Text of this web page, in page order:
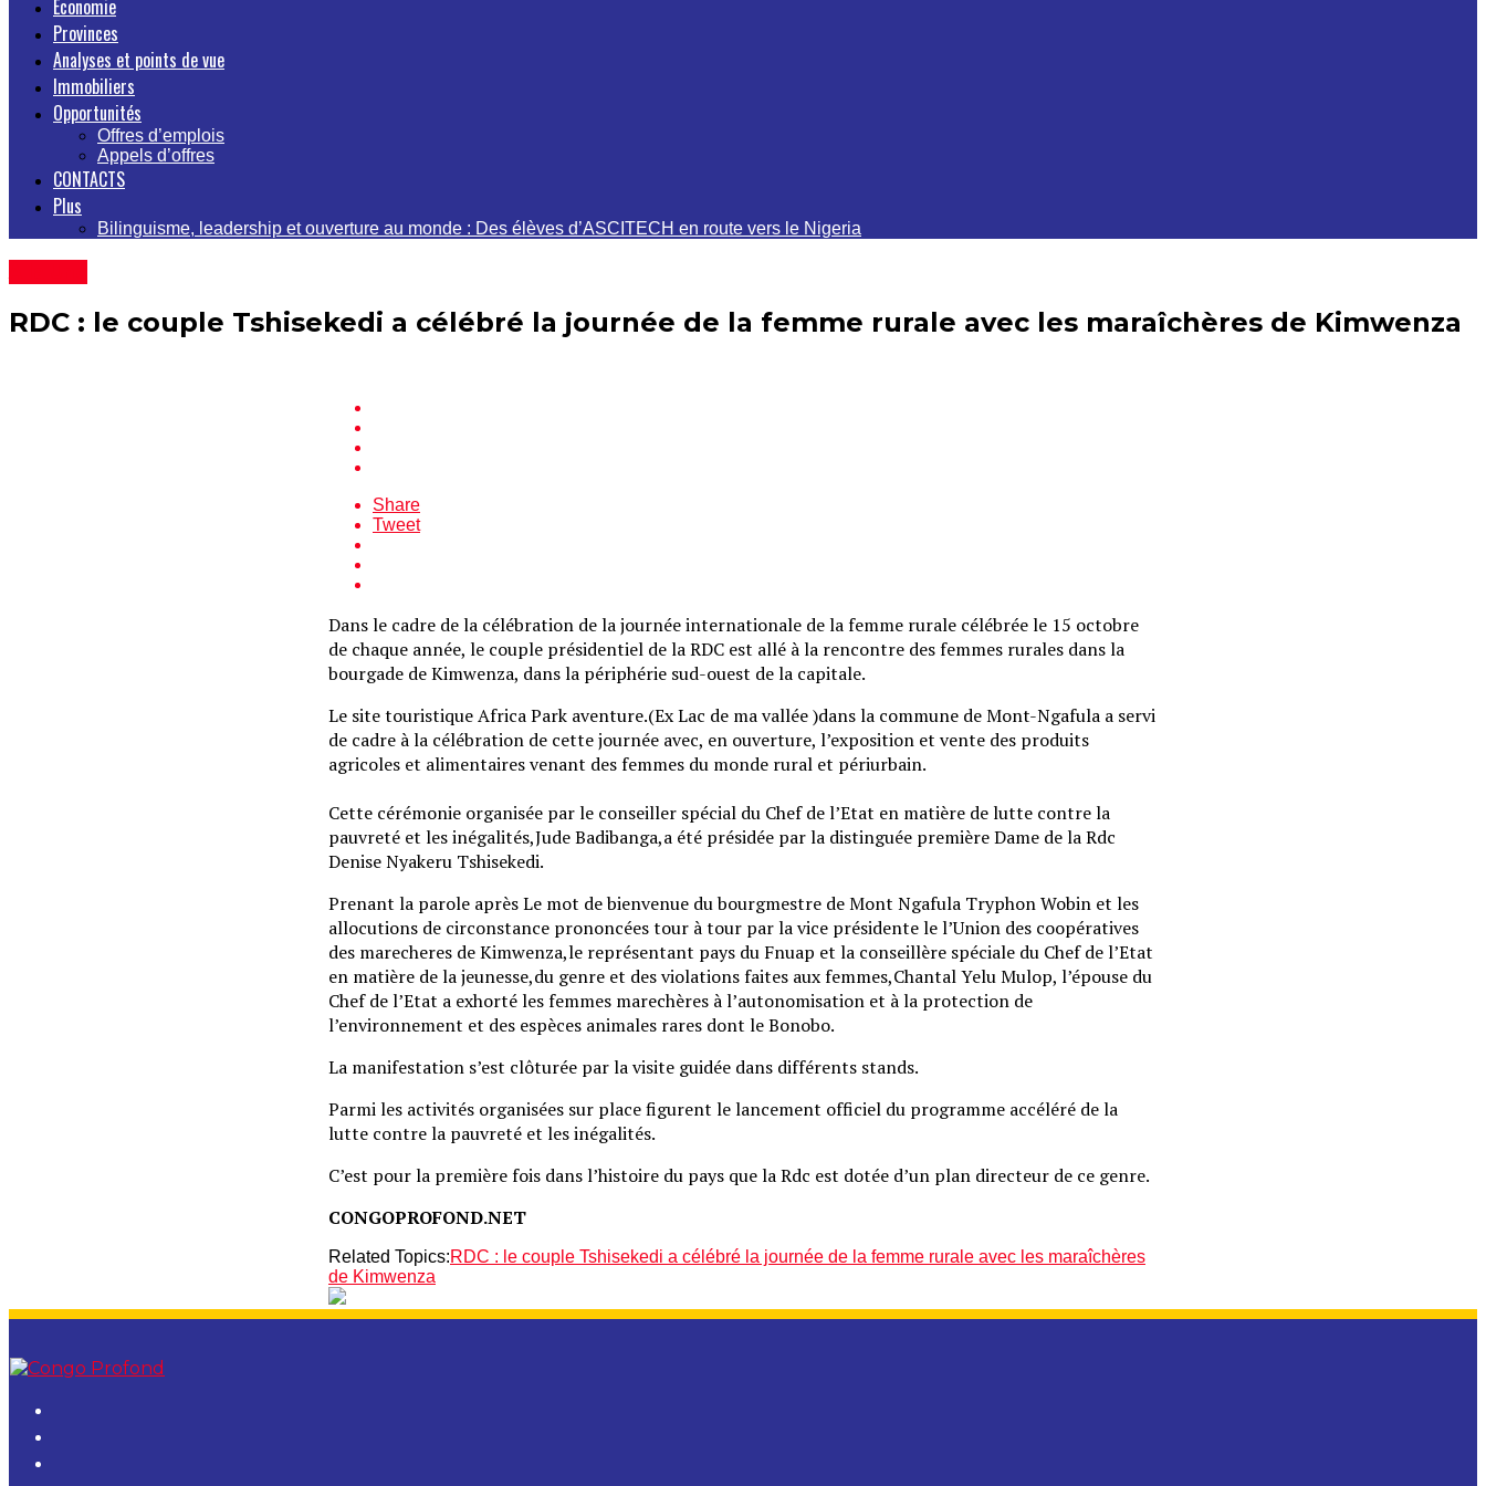
Economie
Provinces
Analyses et points de vue
Immobiliers
Opportunités
Offres d’emplois
Appels d’offres
CONTACTS
Plus
Bilinguisme, leadership et ouverture au monde : Des élèves d’ASCITECH en route vers le Nigeria
RDC : le couple Tshisekedi a célébré la journée de la femme rurale avec les maraîchères de Kimwenza
Share
Tweet
Dans le cadre de la célébration de la journée internationale de la femme rurale célébrée le 15 octobre
de chaque année, le couple présidentiel de la RDC est allé à la rencontre des femmes rurales dans la
bourgade de Kimwenza, dans la périphérie sud-ouest de la capitale.
Le site touristique Africa Park aventure.(Ex Lac de ma vallée )dans la commune de Mont-Ngafula a servi
de cadre à la célébration de cette journée avec, en ouverture, l’exposition et vente des produits
agricoles et alimentaires venant des femmes du monde rural et périurbain.
Cette cérémonie organisée par le conseiller spécial du Chef de l’Etat en matière de lutte contre la
pauvreté et les inégalités,Jude Badibanga,a été présidée par la distinguée première Dame de la Rdc
Denise Nyakeru Tshisekedi.
Prenant la parole après Le mot de bienvenue du bourgmestre de Mont Ngafula Tryphon Wobin et les
allocutions de circonstance prononcées tour à tour par la vice présidente le l’Union des coopératives
des marecheres de Kimwenza,le représentant pays du Fnuap et la conseillère spéciale du Chef de l’Etat
en matière de la jeunesse,du genre et des violations faites aux femmes,Chantal Yelu Mulop, l’épouse du
Chef de l’Etat a exhorté les femmes marechères à l’autonomisation et à la protection de
l’environnement et des espèces animales rares dont le Bonobo.
La manifestation s’est clôturée par la visite guidée dans différents stands.
Parmi les activités organisées sur place figurent le lancement officiel du programme accéléré de la
lutte contre la pauvreté et les inégalités.
C’est pour la première fois dans l’histoire du pays que la Rdc est dotée d’un plan directeur de ce genre.
CONGOPROFOND.NET
Related Topics:RDC : le couple Tshisekedi a célébré la journée de la femme rurale avec les maraîchères
de Kimwenza